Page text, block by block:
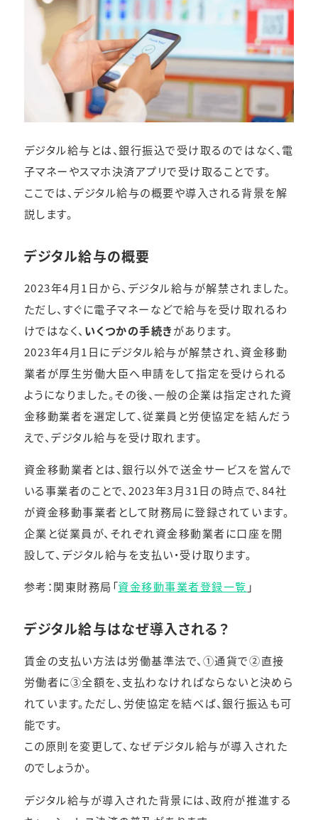
デジタル給与とは、銀行振込で受け取るのではなく、電
子マネーやスマホ決済アプリで受け取ることです。
ここでは、デジタル給与の概要や導入される背景を解
説します。
デジタル給与の概要
2023年4月1日から、デジタル給与が解禁されました。
ただし、すぐに電子マネーなどで給与を受け取れるわ
けではなく、 いくつかの手続きがあります。
2023年4月1日にデジタル給与が解禁され、資金移動
業者が厚生労働大臣へ申請をして指定を受けられる
ようになりました。その後、一般の企業は指定された資
金移動業者を選定して、従業員と労使協定を結んだう
えで、デジタル給与を受け取れます。
資金移動業者とは、銀行以外で送金サービスを営んで
いる事業者のことで、2023年3月31日の時点で、84社
が資金移動事業者として財務局に登録されています。
企業と従業員が、それぞれ資金移動業者に口座を開
設して、デジタル給与を支払い・受け取ります。
参考：関東財務局「資金移動事業者登録一覧 」
デジタル給与はなぜ導入される？
賃金の支払い方法は労働基準法で、①通貨で②直接
労働者に③全額を、支払わなければならないと決めら
れています。ただし、労使協定を結べば、銀行振込も可
能です。
この原則を変更して、なぜデジタル給与が導入された
のでしょうか。
デジタル給与が導入された背景には、政府が推進する